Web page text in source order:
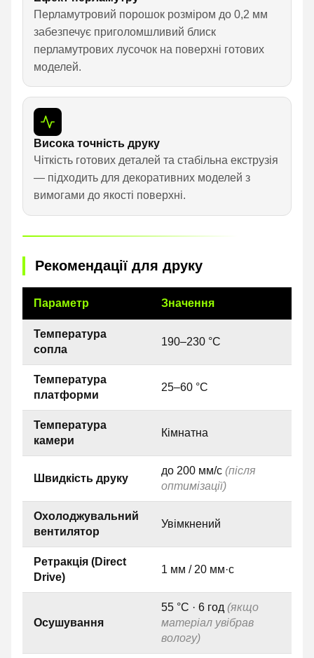
Перламутровий порошок розміром до 0,2 мм
забезпечує приголомшливий блиск
перламутрових лусочок на поверхні готових
моделей.
Висока точність друку
Чіткість готових деталей та стабільна екструзія
— підходить для декоративних моделей з
вимогами до якості поверхні.
Рекомендації для друку
Параметр Значення
Температура
сопла
190–230 °C
Температура
платформи
25–60 °C
Температура
камери
Кімнатна
Швидкість друку
до 200 мм/с (після
оптимізації)
Охолоджувальний
вентилятор
Увімкнений
Ретракція (Direct
Drive)
1 мм / 20 мм·с
Осушування
55 °C · 6 год (якщо
матеріал увібрав
вологу)